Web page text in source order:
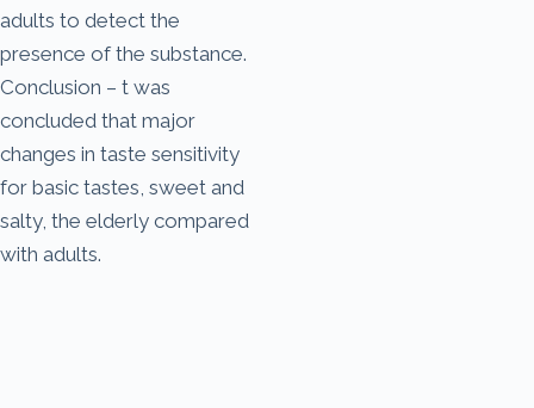
adults to detect the
presence of the substance.
Conclusion – t was
concluded that major
changes in taste sensitivity
for basic tastes, sweet and
salty, the elderly compared
with adults.